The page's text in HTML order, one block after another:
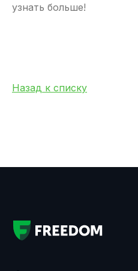
узнать больше!
Назад к списку